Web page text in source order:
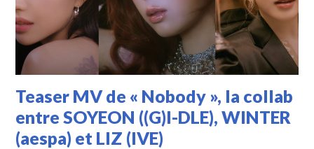
Teaser MV de « Nobody », la collab
entre SOYEON ((G)I-DLE), WINTER
(aespa) et LIZ (IVE)